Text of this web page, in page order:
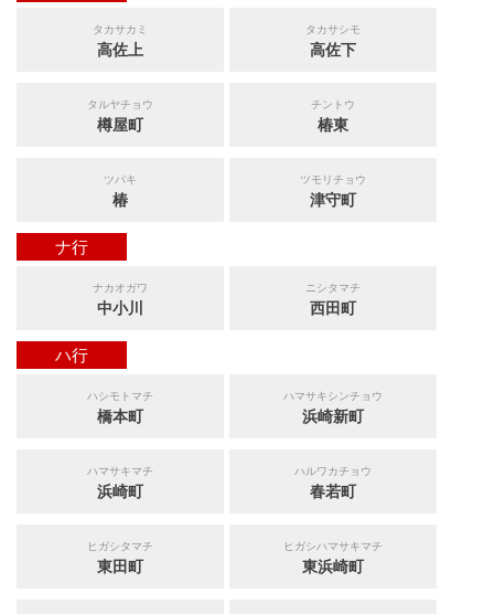
タカサカミ
高佐上
タカサシモ
高佐下
タルヤチョウ
樽屋町
チントウ
椿東
ツバキ
椿
ツモリチョウ
津守町
ナ行
ナカオガワ
中小川
ニシタマチ
西田町
ハ行
ハシモトマチ
橋本町
ハマサキシンチョウ
浜崎新町
ハマサキマチ
浜崎町
ハルワカチョウ
春若町
ヒガシタマチ
東田町
ヒガシハマサキマチ
東浜崎町